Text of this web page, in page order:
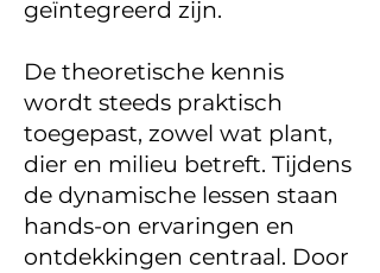
geïntegreerd zijn.
De theoretische kennis
wordt steeds praktisch
toegepast, zowel wat plant,
dier en milieu betreft. Tijdens
de dynamische lessen staan
hands-on ervaringen en
ontdekkingen centraal. Door